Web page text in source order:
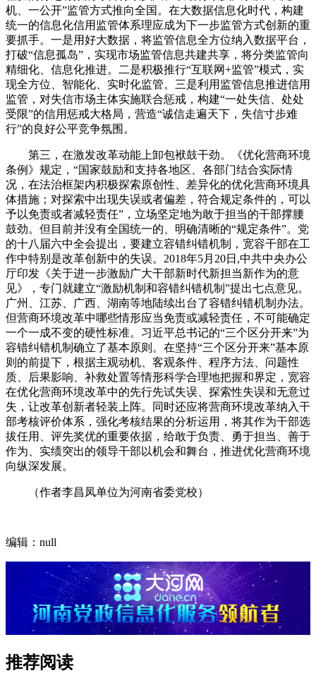
机、一公开”监管方式推向全国。在大数据信息化时代，构建
统一的信息化信用监管体系理应成为下一步监管方式创新的重
要抓手。一是用好大数据，将监管信息全方位纳入数据平台，
打破“信息孤岛”，实现市场监管信息共建共享，将分类监管向
精细化、信息化推进。二是积极推行“互联网+监管”模式，实
现全方位、智能化、实时化监管。三是利用监管信息推进信用
监管，对失信市场主体实施联合惩戒，构建“一处失信、处处
受限”的信用惩戒大格局，营造“诚信走遍天下，失信寸步难
行”的良好公平竞争氛围。
第三，在激发改革动能上卸包袱鼓干劲。《优化营商环境
条例》规定，“国家鼓励和支持各地区、各部门结合实际情
况，在法治框架内积极探索原创性、差异化的优化营商环境具
体措施；对探索中出现失误或者偏差，符合规定条件的，可以
予以免责或者减轻责任”，立场坚定地为敢于担当的干部撑腰
鼓劲。但目前并没有全国统一的、明确清晰的“规定条件”。党
的十八届六中全会提出，要建立容错纠错机制，宽容干部在工
作中特别是改革创新中的失误。2018年5月20日,中共中央办公
厅印发《关于进一步激励广大干部新时代新担当新作为的意
见》，专门就建立“激励机制和容错纠错机制”提出七点意见。
广州、江苏、广西、湖南等地陆续出台了容错纠错机制办法。
但营商环境改革中哪些情形应当免责或减轻责任，不可能确定
一个一成不变的硬性标准。习近平总书记的“三个区分开来”为
容错纠错机制确立了基本原则。在坚持“三个区分开来”基本原
则的前提下，根据主观动机、客观条件、程序方法、问题性
质、后果影响、补救处置等情形科学合理地把握和界定，宽容
在优化营商环境改革中的先行先试失误、探索性失误和无意过
失，让改革创新者轻装上阵。同时还应将营商环境改革纳入干
部考核评价体系，强化考核结果的分析运用，将其作为干部选
拔任用、评先奖优的重要依据，给敢于负责、勇于担当、善于
作为、实绩突出的领导干部以机会和舞台，推进优化营商环境
向纵深发展。
（作者李昌凤单位为河南省委党校）
编辑：null
推荐阅读